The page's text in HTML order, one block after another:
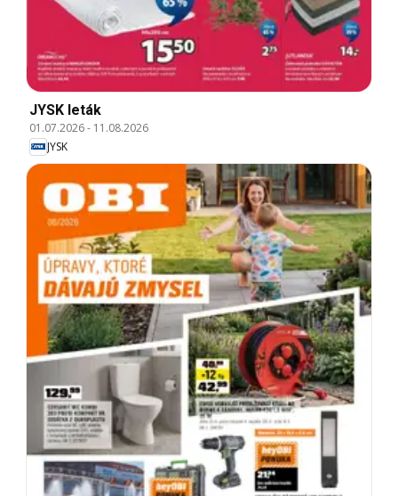
JYSK leták
01.07.2026- 11.08.2026
JYSK